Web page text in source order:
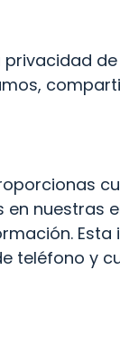
nuestras
teléfono y